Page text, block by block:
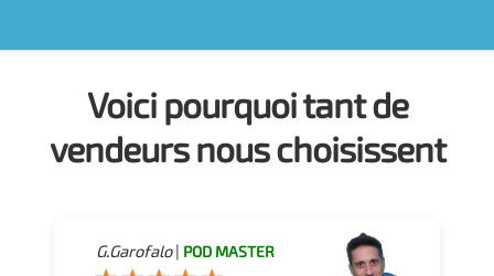
Voici pourquoi tant de
vendeurs nous choisissent
G.Garofalo| POD MASTER